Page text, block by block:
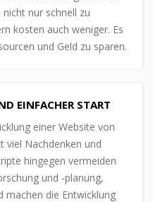
nur schnell zu
kosten auch weniger. Es
und Geld zu sparen.
EINFACHER START
einer Website von
viel Nachdenken und
hingegen vermeiden
und -planung,
machen die Entwicklung